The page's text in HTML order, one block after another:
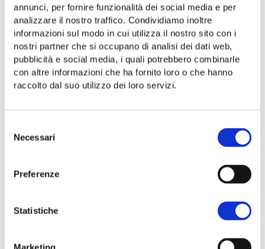
annunci, per fornire funzionalità dei social media e per
analizzare il nostro traffico. Condividiamo inoltre
informazioni sul modo in cui utilizza il nostro sito con i
nostri partner che si occupano di analisi dei dati web,
pubblicità e social media, i quali potrebbero combinarle
con altre informazioni che ha fornito loro o che hanno
raccolto dal suo utilizzo dei loro servizi.
delNecessari
Preferenze
Statistiche
No products were found matching
your selection.
Località Ortale